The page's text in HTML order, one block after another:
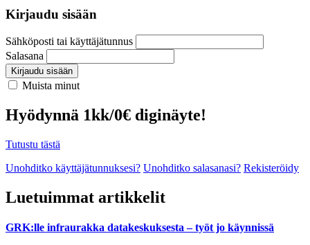
Kirjaudu sisään
Sähköposti tai käyttäjätunnus
Salasana
Kirjaudu sisään
Muista minut
Hyödynnä 1kk/0€ diginäyte!
Tutustu tästä
Unohditko käyttäjätunnuksesi? Unohditko salasanasi? Rekisteröidy
Luetuimmat artikkelit
GRK:lle infraurakka datakeskuksesta – työt jo käynnissä